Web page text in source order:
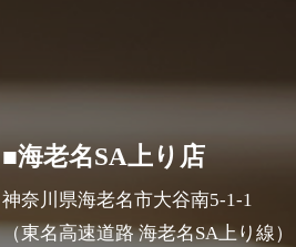
■海老名SA上り店
神奈川県海老名市大谷南5-1-1
（東名高速道路 海老名SA上り線）